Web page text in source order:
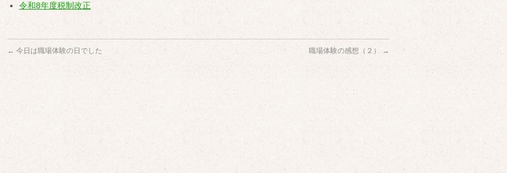
令和8年度税制改正
← 今日は職場体験の日でした 職場体験の感想（２） →